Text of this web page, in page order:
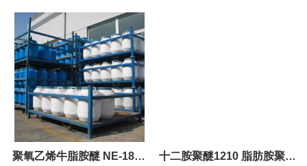
聚氧乙烯牛脂胺醚 NE-1815 十二胺聚醚1210 脂肪胺聚氧